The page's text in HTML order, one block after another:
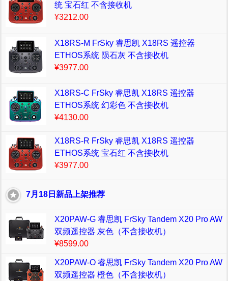
统 宝石红 不含接收机
¥3212.00
X18RS-M FrSky 睿思凯 X18RS 遥控器
ETHOS系统 陨石灰 不含接收机
¥3977.00
X18RS-C FrSky 睿思凯 X18RS 遥控器
ETHOS系统 幻彩色 不含接收机
¥4130.00
X18RS-R FrSky 睿思凯 X18RS 遥控器
ETHOS系统 宝石红 不含接收机
¥3977.00
7月18日新品上架推荐
X20PAW-G 睿思凯 FrSky Tandem X20 Pro AW
双频遥控器 灰色（不含接收机）
¥8599.00
X20PAW-O 睿思凯 FrSky Tandem X20 Pro AW
双频遥控器 橙色（不含接收机）